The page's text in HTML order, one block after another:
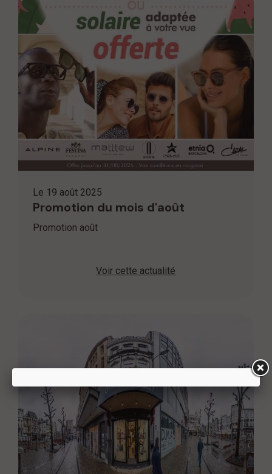
Le 19 août 2025
Promotion du mois d'août
Promotion août
Voir cette actualité